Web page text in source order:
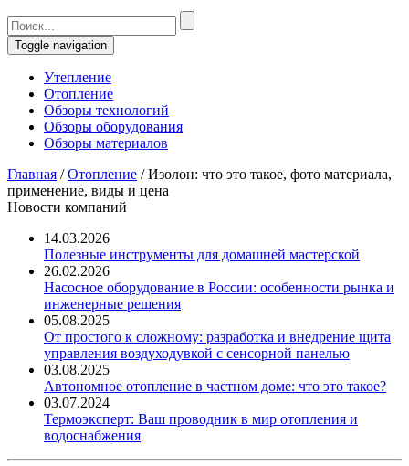
Toggle navigation
Утепление
Отопление
Обзоры технологий
Обзоры оборудования
Обзоры материалов
Главная /Отопление /Изолон: что это такое, фото материала,
применение, виды и цена
Новости компаний
14.03.2026
Полезные инструменты для домашней мастерской
26.02.2026
Насосное оборудование в России: особенности рынка и
инженерные решения
05.08.2025
От простого к сложному: разработка и внедрение щита
управления воздуходувкой с сенсорной панелью
03.08.2025
Автономное отопление в частном доме: что это такое?
03.07.2024
Термоэксперт: Ваш проводник в мир отопления и
водоснабжения